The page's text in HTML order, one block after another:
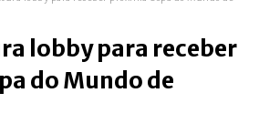
lobby para receber
do Mundo de